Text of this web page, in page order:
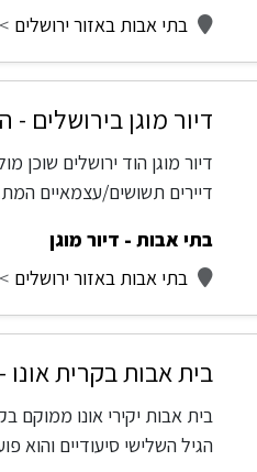
בתי אבות באזור ירושלים
דיור מוגן בירושלים -
דיירים תשושים/עצמאיים
בתי אבות - דיור מוגן
בתי אבות באזור ירושלים
בית אבות בקרית אונו -
בית אבות יקירי אונו ממוקם
הגיל השלישי סיעודיים והוא